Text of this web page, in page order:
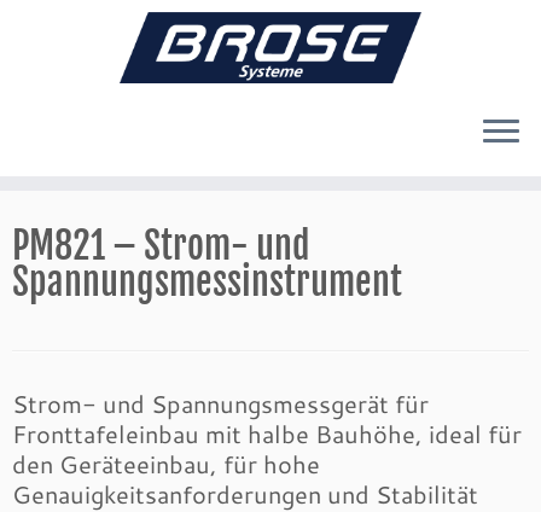
Inhalt
springen
PM821 – Strom- und
Spannungsmessinstrument
Strom- und Spannungsmessgerät für
Fronttafeleinbau mit halbe Bauhöhe, ideal für
den Geräteeinbau, für hohe
Genauigkeitsanforderungen und Stabilität